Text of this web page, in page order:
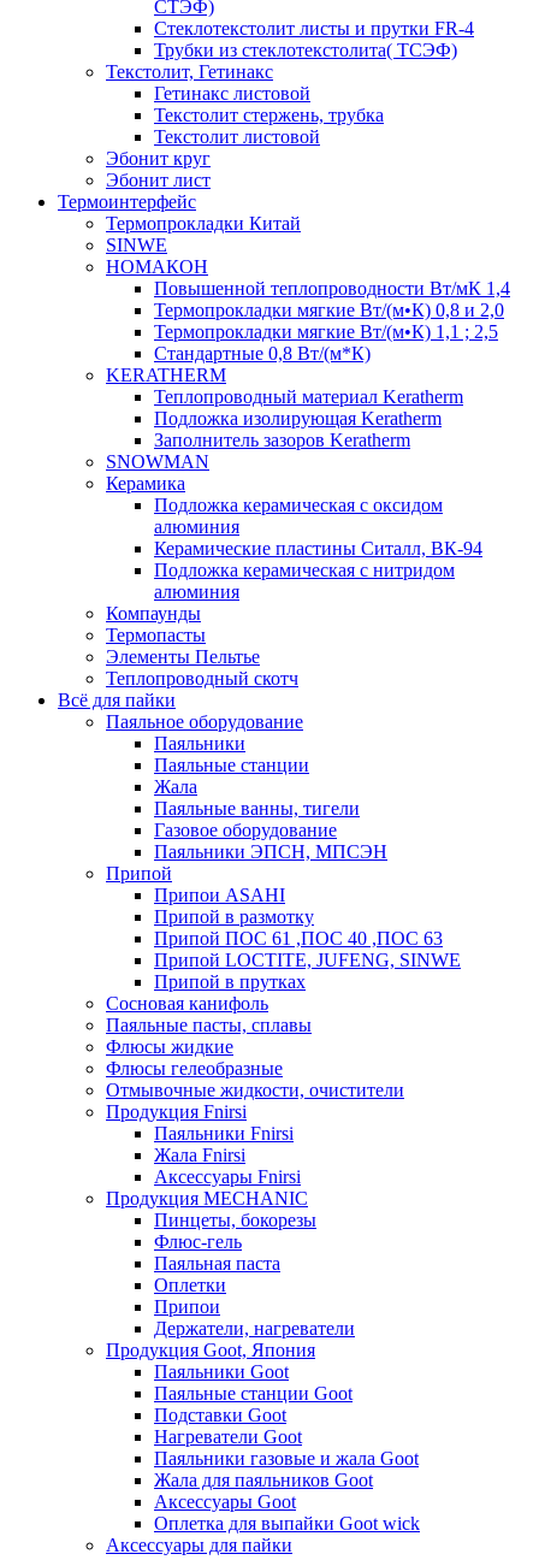
СТЭФ)
Стеклотекстолит листы и прутки FR-4
Трубки из стеклотекстолита( ТСЭФ)
Текстолит, Гетинакс
Гетинакс листовой
Текстолит стержень, трубка
Текстолит листовой
Эбонит круг
Эбонит лист
Термоинтерфейс
Термопрокладки Китай
SINWE
НОМАКОН
Повышенной теплопроводности Вт/мК 1,4
Термопрокладки мягкие Вт/(м•К) 0,8 и 2,0
Термопрокладки мягкие Вт/(м•К) 1,1 ; 2,5
Стандартные 0,8 Вт/(м*К)
KERATHERM
Теплопроводный материал Keratherm
Подложка изолирующая Keratherm
Заполнитель зазоров Keratherm
SNOWMAN
Керамика
Подложка керамическая с оксидом
алюминия
Керамические пластины Ситалл, ВК-94
Подложка керамическая с нитридом
алюминия
Компаунды
Термопасты
Элементы Пельтье
Теплопроводный скотч
Всё для пайки
Паяльное оборудование
Паяльники
Паяльные станции
Жала
Паяльные ванны, тигели
Газовое оборудование
Паяльники ЭПСН, МПСЭН
Припой
Припои ASAHI
Припой в размотку
Припой ПОС 61 ,ПОС 40 ,ПОС 63
Припой LOCTITE, JUFENG, SINWE
Припой в прутках
Сосновая канифоль
Паяльные пасты, сплавы
Флюсы жидкие
Флюсы гелеобразные
Отмывочные жидкости, очистители
Продукция Fnirsi
Паяльники Fnirsi
Жала Fnirsi
Аксессуары Fnirsi
Продукция MECHANIC
Пинцеты, бокорезы
Флюс-гель
Паяльная паста
Оплетки
Припои
Держатели, нагреватели
Продукция Goot, Япония
Паяльники Goot
Паяльные станции Goot
Подставки Goot
Нагреватели Goot
Паяльники газовые и жала Goot
Жала для паяльников Goot
Аксессуары Goot
Оплетка для выпайки Goot wick
Аксессуары для пайки